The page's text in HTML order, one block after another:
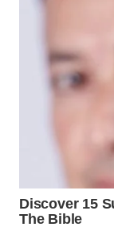
MARTABAT
PLN
LKKI